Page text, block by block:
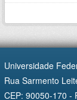
Universidade
Rua Sarmento
CEP: 90050-170 -